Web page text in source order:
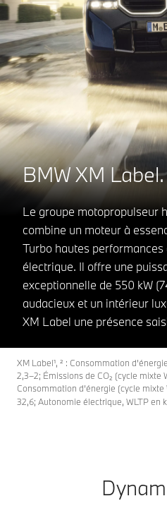
BMW XM Label.
Le groupe motopropulseur
combine un moteur à
Turbo hautes
électrique. Il offre une
exceptionnelle de 550 kW
audacieux et un intérieur
XM Label une présence
XM Label¹, ² : Consommation
2,3–2; Émissions de CO₂ (cycle mixte
Consommation d’énergie (cycle mixte
32,6; Autonomie électrique, WLTP en